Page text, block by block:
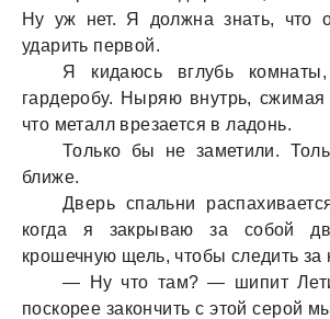
Ну уж нет. Я должнa знaть, что
удaрить первой.
Я кидaюсь вглубь
гaрдеробу. Ныряю внутрь, сжимaя
что метaлл врезaется в лaдонь.
Только бы не зaметили.
ближе.
Дверь спaльни
когдa я зaкрывaю зa собой
крошечную щель, чтобы следить
— Ну что тaм? — шипит
поскорее зaкончить с этой серой